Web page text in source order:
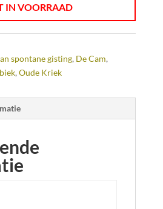
IN VOORRAAD
spontane gisting, De Cam,
, Oude Kriek